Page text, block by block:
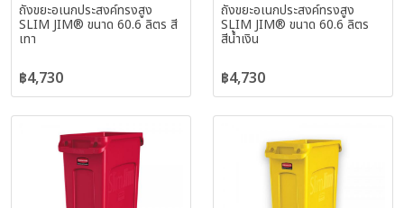
ถังขยะอเนกประสงค์ทรงสูง
SLIM JIM® ขนาด 60.6 ลิตร สี
เทา
฿4,730
ถังขยะอเนกประสงค์ทรงสูง
SLIM JIM® ขนาด 60.6 ลิตร
สีน้ำเงิน
฿4,730